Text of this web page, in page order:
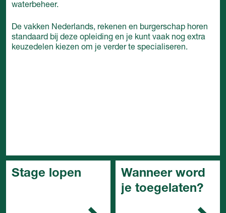
waterbeheer.
De vakken Nederlands, rekenen en burgerschap horen
standaard bij deze opleiding en je kunt vaak nog extra
keuzedelen kiezen om je verder te specialiseren.
Stage lopen
Wanneer word
je toegelaten?
In het algemeen kun je